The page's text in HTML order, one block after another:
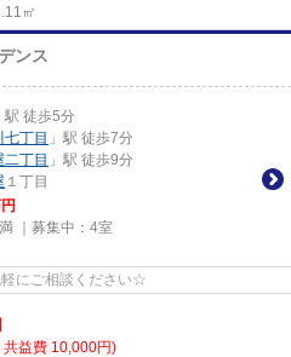
㎡
ンス
駅 徒歩5分
七丁目 」駅 徒歩7分
二丁目 」駅 徒歩9分
１丁目
｜募集中： 4室
にご相談ください☆
共益費 10,000円)